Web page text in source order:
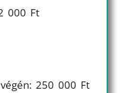
000 Ft
250 000 Ft